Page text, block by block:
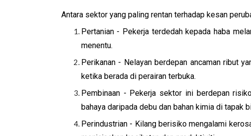
Antara sektor yang paling rentan terhadap kesan
Pertanian - Pekerja terdedah kepada haba
menentu.
Perikanan - Nelayan berdepan ancaman ribut
ketika berada di perairan terbuka.
Pembinaan - Pekerja sektor ini berdepan
bahaya daripada debu dan bahan kimia di tapak
Perindustrian - Kilang berisiko mengalami